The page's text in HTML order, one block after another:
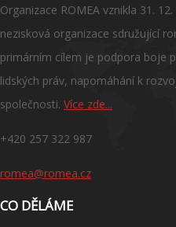
Organizace ROMEA vznikla 31.
nezisková organizace sdružující
primárním cílem je podpora boje
lidských práv, napomáhání k
společnosti. Více zde...
+420 257 322 987
romea@romea.cz
CO DĚLÁME